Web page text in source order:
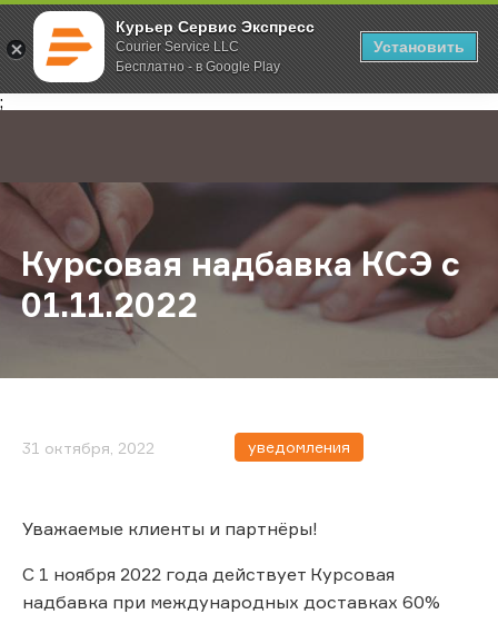
Курьер Сервис Экспресс
Courier Service LLC
Бесплатно - в Google Play
Установить
;
Главная О компании Новости Курсовая надбавка КСЭ с
Курсовая надбавка КСЭ с
01.11.2022
31 октября, 2022 уведомления
Уважаемые клиенты и партнёры!
С 1 ноября 2022 года действует Курсовая
надбавка при международных доставках 60%